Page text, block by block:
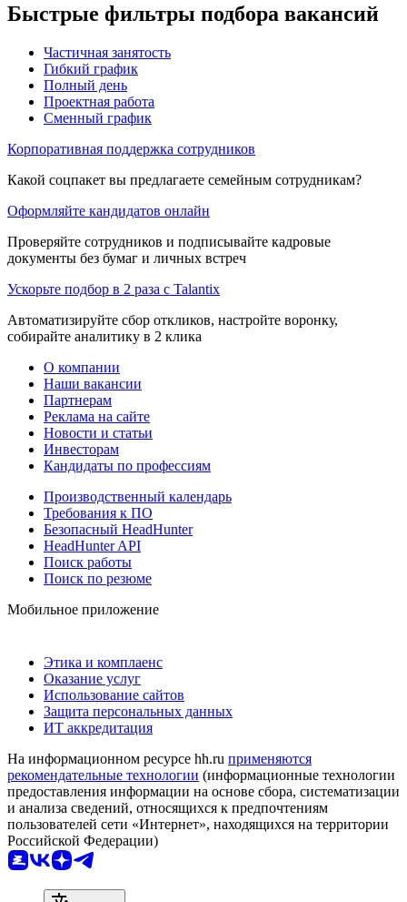
Быстрые фильтры подбора вакансий
Частичная занятость
Гибкий график
Полный день
Проектная работа
Сменный график
Корпоративная поддержка сотрудников
Какой соцпакет вы предлагаете семейным сотрудникам?
Оформляйте кандидатов онлайн
Проверяйте сотрудников и подписывайте кадровые
документы без бумаг и личных встреч
Ускорьте подбор в 2 раза с Talantix
Автоматизируйте сбор откликов, настройте воронку,
собирайте аналитику в 2 клика
О компании
Наши вакансии
Партнерам
Реклама на сайте
Новости и статьи
Инвесторам
Кандидаты по профессиям
Производственный календарь
Требования к ПО
Безопасный HeadHunter
HeadHunter API
Поиск работы
Поиск по резюме
Мобильное приложение
Этика и комплаенс
Оказание услуг
Использование сайтов
Защита персональных данных
ИТ аккредитация
На информационном ресурсе hh.ru применяются
рекомендательные технологии (информационные технологии
предоставления информации на основе сбора, систематизации
и анализа сведений, относящихся к предпочтениям
пользователей сети «Интернет», находящихся на территории
Российской Федерации)